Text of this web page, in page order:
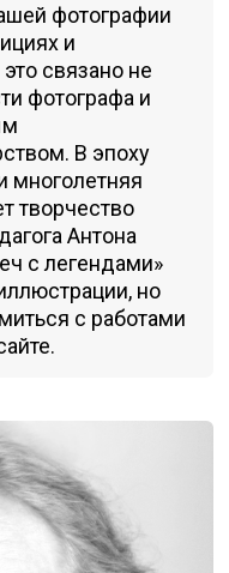
фотографии
и
связано не
фотографа и
В эпоху
многолетняя
творчество
Антона
с легендами»
но
с работами